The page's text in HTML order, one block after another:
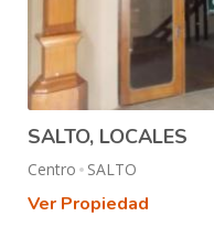
SALTO, LOCALES
Centro SALTO
Ver Propiedad